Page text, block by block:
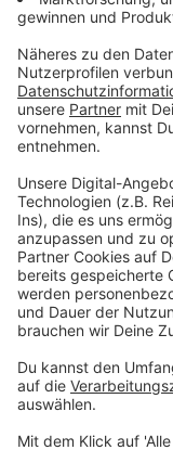
Beispielsweise
werden.
Unis gefördert
Clankriminalität
Ruhrgebiet
Netzwerk von
aushelfen, wenn
diese Projekte
überprüft werden.
ihrhier.
Autor: José
Anzeige